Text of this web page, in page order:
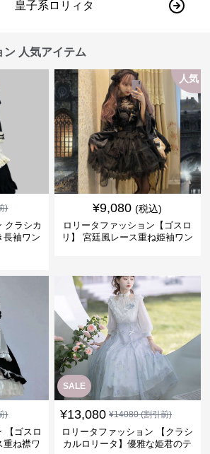
皇子系ロリィタ
ン 人気アイテム
)
クラシカ
長袖ワン
人気
¥9,080 (税込)
ロリータファッション【ゴスロ
リ】 宮廷風レース重ね姫袖ワン
)
【ゴスロ
重ね襟ワ
SALE
¥13,080 ¥14080(割引前)
ロリータファッション 【クラシ
カルロリータ】優雅な姫君のテ